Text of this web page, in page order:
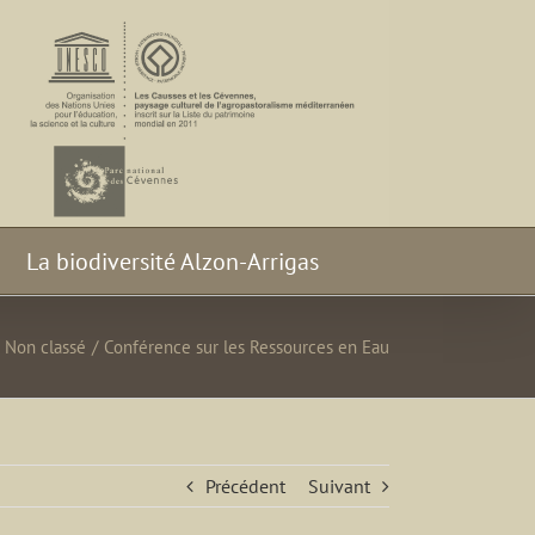
La biodiversité Alzon-Arrigas
Non classé / Conférence sur les Ressources en Eau
Précédent Suivant